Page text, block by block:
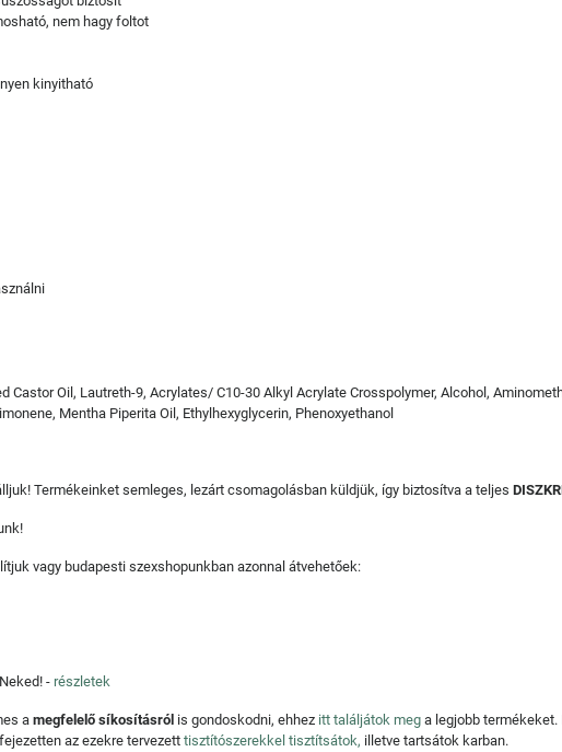
nem hagy foltot
kinyitható
Castor Oil, Lautreth-9, Acrylates/ C10-30 Alkyl Acrylate Crosspolymer, Alcohol,
Mentha Piperita Oil, Ethylhexyglycerin, Phenoxyethanol
Termékeinket semleges, lezárt csomagolásban küldjük, így biztosítva a teljes
vagy budapesti szexshopunkban azonnal átvehetőek:
- részletek
a megfelelő síkosításról is gondoskodni, ehhez itt találjátok meg a legjobb
az ezekre tervezett tisztítószerekkel tisztítsátok, illetve tartsátok karban.